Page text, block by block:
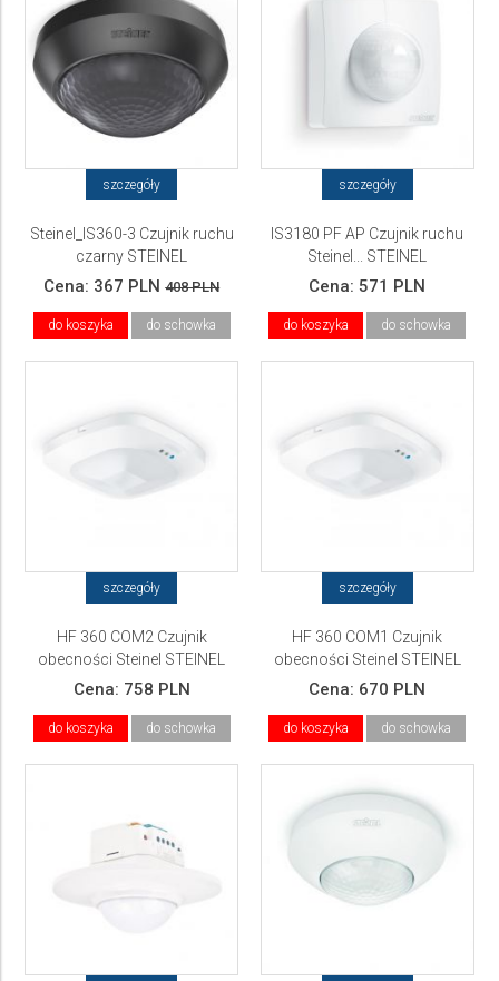
szczegóły
Steinel_IS360-3 Czujnik ruchu
czarny STEINEL
Cena: 367 PLN 408 PLN
do koszyka do schowka
szczegóły
IS3180 PF AP Czujnik ruchu
Steinel... STEINEL
Cena: 571 PLN
do koszyka do schowka
szczegóły
HF 360 COM2 Czujnik
obecności Steinel STEINEL
Cena: 758 PLN
do koszyka do schowka
szczegóły
HF 360 COM1 Czujnik
obecności Steinel STEINEL
Cena: 670 PLN
do koszyka do schowka